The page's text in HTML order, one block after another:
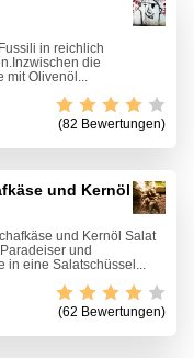
in reichlich
die
mit Olivenöl...
(82 Bewertungen)
und Kernöl
und Kernöl Salat
und
in eine Salatschüssel...
(62 Bewertungen)